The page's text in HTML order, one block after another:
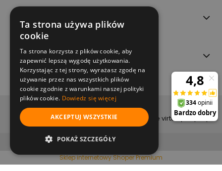
O NAS
copyright (c) 2022
projekt i wykonanie virtualpeople.pl
pokaż pełną wersję strony
Sklep internetowy Shoper Premium
Ta strona używa plików
cookie
Ta strona korzysta z plików cookie, aby
zapewnić lepszą wygodę użytkowania.
Korzystając z tej strony, wyrażasz zgodę na
używanie przez nas wszystkich plików
cookie zgodnie z warunkami naszej polityki
plików cookie. Dowiedz się więcej
AKCEPTUJ WSZYSTKIE
POKAŻ SZCZEGÓŁY